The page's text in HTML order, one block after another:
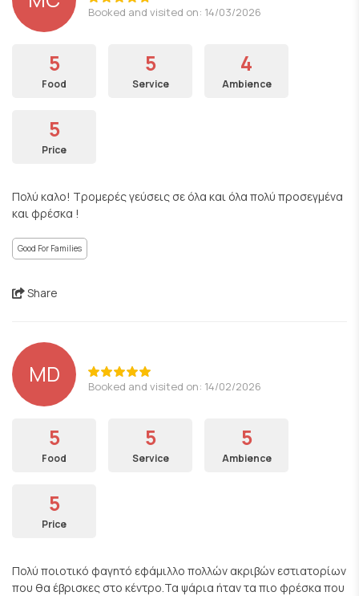
Booked and visited on: 14/03/2026
5
Food
5
Service
4
Ambience
5
Price
Πολύ καλο! Τρομερές γεύσεις σε όλα και όλα πολύ προσεγμένα
και φρέσκα !
Good For Families
Share
MD Booked and visited on: 14/02/2026
5
Food
5
Service
5
Ambience
5
Price
Πολύ ποιοτικό φαγητό εφάμιλλο πολλών ακριβών εστιατορίων
που θα έβρισκες στο κέντρο.Τα ψάρια ήταν τα πιο φρέσκα που